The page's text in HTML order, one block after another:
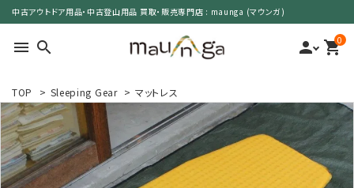
中古アウトドア用品・中古登山用品 買取・販売専門店 : maunga (マウンガ)
menu search person 0
shopping_cart
search
カテゴリーで選ぶ
TOP > Sleeping Gear > マットレス